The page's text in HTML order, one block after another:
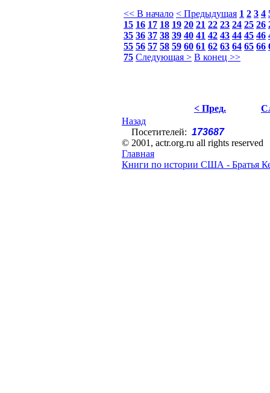
<< В начало < Предыдущая 1 2 3 4
15 16 17 18 19 20 21 22 23 24 25 26
35 36 37 38 39 40 41 42 43 44 45 46
55 56 57 58 59 60 61 62 63 64 65 66
75 Следующая > В конец >>
< Пред.
Назад
Посетителей: 173687
© 2001, actr.org.ru all rights reserved
Главная
Книги по истории США - Братья